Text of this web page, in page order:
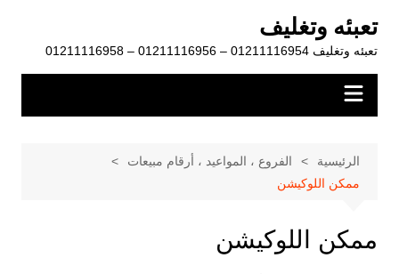
المحتوى
تعبئه وتغليف
تعبئه وتغليف 01211116954 – 01211116956 – 01211116958
الرئيسية
الفروع ، المواعيد ، أرقام مبيعات
ممكن اللوكيشن
ممكن اللوكيشن